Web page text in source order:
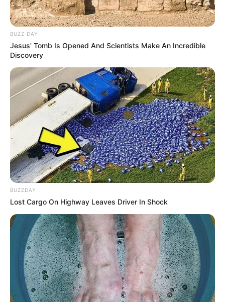
BUZZ DAY
Jesus' Tomb Is Opened And Scientists Make An Incredible
Discovery
BUZZDAY
Lost Cargo On Highway Leaves Driver In Shock